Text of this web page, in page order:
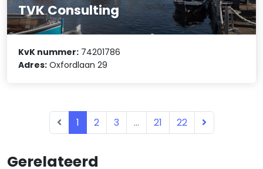
Gerelateerd
TVK Consulting
KvK nummer: 74201786
Adres: Oxfordlaan 29
1 2 3 ... 21 22